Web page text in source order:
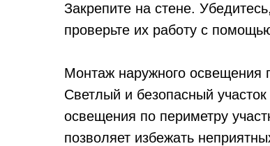
Закрепите на стене.
проверьте их работу с
Монтаж наружного освещения
Светлый и безопасный
освещения по периметру
позволяет избежать